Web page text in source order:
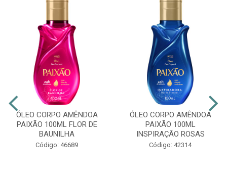
ÓLEO CORPO AMÊNDOA
PAIXÃO 100ML FLOR DE
BAUNILHA
Código: 46689
ÓLEO CORPO AMÊNDOA
PAIXÃO 100ML
INSPIRAÇÃO ROSAS
Código: 42314